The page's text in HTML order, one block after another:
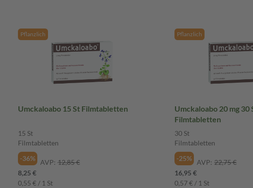
Pflanzlich
Umckaloabo 15 St Filmtabletten
15 St
Filmtabletten
-36%
AVP: 12,85 €
8,25 €
0,55 € / 1 St
Pflanzlich
Umckaloabo 20 mg 30 St
Filmtabletten
30 St
Filmtabletten
-25%
AVP: 22,75 €
16,95 €
0,57 € / 1 St